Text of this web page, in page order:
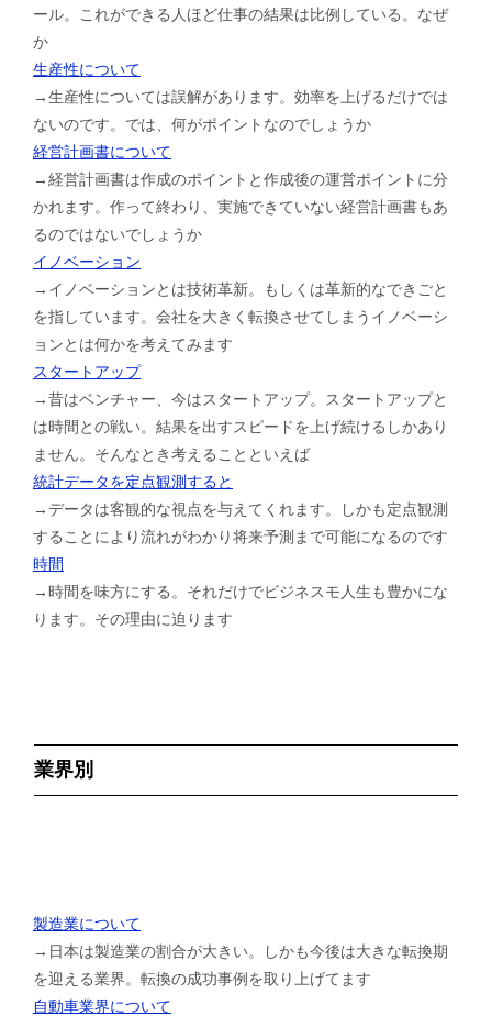
ール。これができる人ほど仕事の結果は比例している。なぜ
か
生産性について
→生産性については誤解があります。効率を上げるだけでは
ないのです。では、何がポイントなのでしょうか
経営計画書について
→経営計画書は作成のポイントと作成後の運営ポイントに分
かれます。作って終わり、実施できていない経営計画書もあ
るのではないでしょうか
イノベーション
→イノベーションとは技術革新。もしくは革新的なできごと
を指しています。会社を大きく転換させてしまうイノベーシ
ョンとは何かを考えてみます
スタートアップ
→昔はベンチャー、今はスタートアップ。スタートアップと
は時間との戦い。結果を出すスピードを上げ続けるしかあり
ません。そんなとき考えることといえば
統計データを定点観測すると
→データは客観的な視点を与えてくれます。しかも定点観測
することにより流れがわかり将来予測まで可能になるのです
時間
→時間を味方にする。それだけでビジネスモ人生も豊かにな
ります。その理由に迫ります
業界別
製造業について
→日本は製造業の割合が大きい。しかも今後は大きな転換期
を迎える業界。転換の成功事例を取り上げてます
自動車業界について